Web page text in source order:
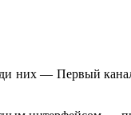
них — Первый